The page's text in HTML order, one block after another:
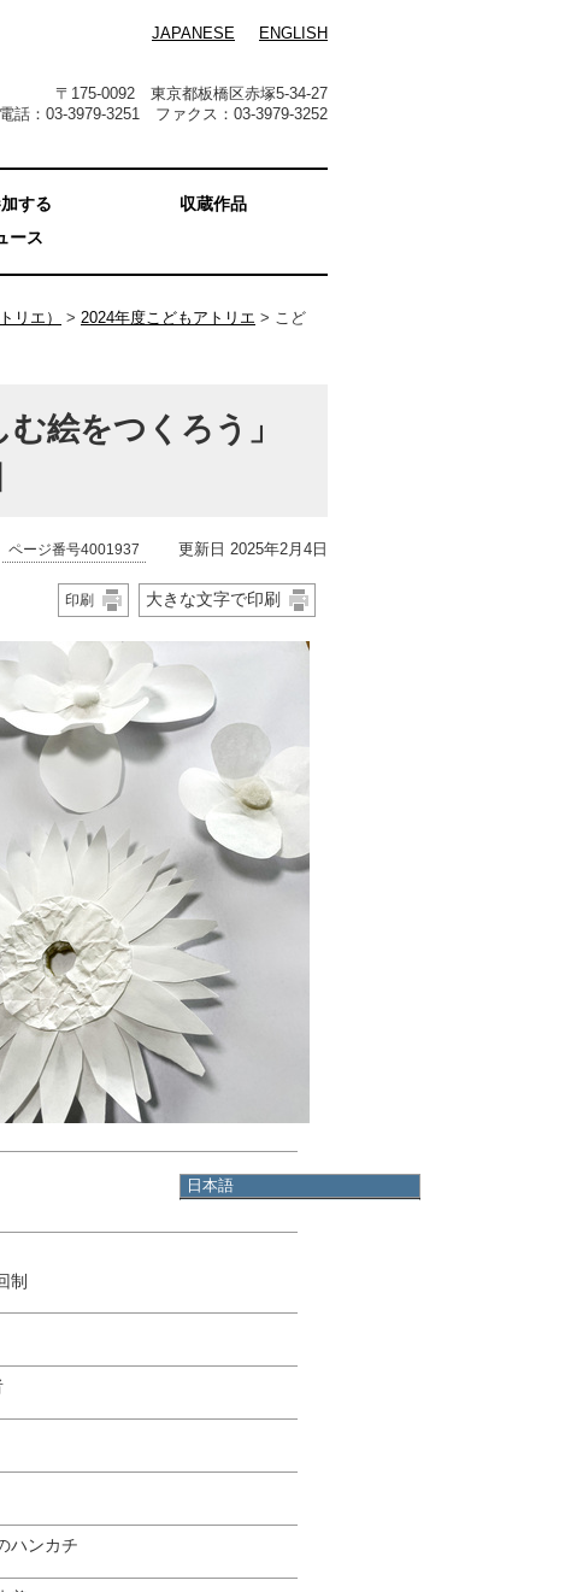
JAPANESE ENGLISH
〒175-0092 東京都板橋区赤塚5-34-27
電話：03-3979-3251 ファクス：03-3979-3252
日本語
English
する
収蔵作品
ース
リエ） > 2024年度こどもアトリエ > こど
絵をつくろう」
ページ番号4001937 更新日 2025年2月4日
印刷 大きな文字で印刷
制
ハンカチ